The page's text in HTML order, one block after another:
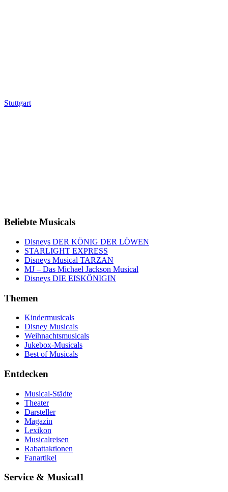
Stuttgart
Beliebte Musicals
Disneys DER KÖNIG DER LÖWEN
STARLIGHT EXPRESS
Disneys Musical TARZAN
MJ – Das Michael Jackson Musical
Disneys DIE EISKÖNIGIN
Themen
Kindermusicals
Disney Musicals
Weihnachtsmusicals
Jukebox-Musicals
Best of Musicals
Entdecken
Musical-Städte
Theater
Darsteller
Magazin
Lexikon
Musicalreisen
Rabattaktionen
Fanartikel
Service & Musical1